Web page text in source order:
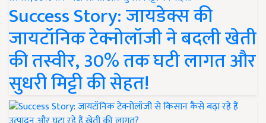
Success Story: जायडेक्स की
जायटॉनिक टेक्नोलॉजी ने बदली खेती
की तस्वीर, 30% तक घटी लागत और
सुधरी मिट्टी की सेहत!